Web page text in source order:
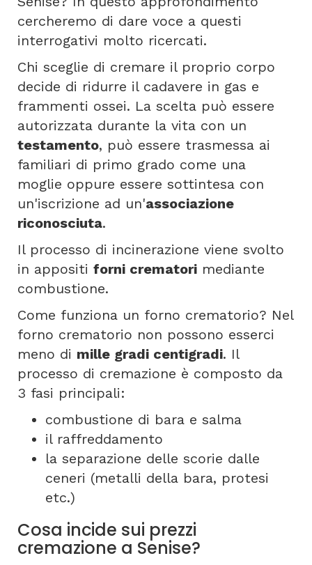
cercheremo di dare voce a questi
interrogativi molto ricercati.
Chi sceglie di cremare il proprio corpo
decide di ridurre il cadavere in gas e
frammenti ossei. La scelta può essere
autorizzata durante la vita con un
testamento, può essere trasmessa ai
familiari di primo grado come una
moglie oppure essere sottintesa con
un'iscrizione ad un'associazione
riconosciuta.
Il processo di incinerazione viene svolto
in appositi forni crematori mediante
combustione.
Come funziona un forno crematorio? Nel
forno crematorio non possono esserci
meno di mille gradi centigradi. Il
processo di cremazione è composto da
3 fasi principali:
combustione di bara e salma
il raffreddamento
la separazione delle scorie dalle
ceneri (metalli della bara, protesi
etc.)
Cosa incide sui prezzi
cremazione a Senise?